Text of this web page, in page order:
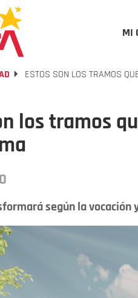
MI
ESTOS SON LOS TRAMOS
los tramos
según la